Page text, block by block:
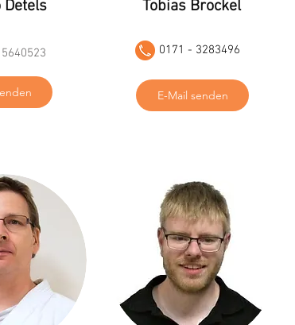
Detels
Tobias Brockel
0171 - 3283496
E-Mail senden